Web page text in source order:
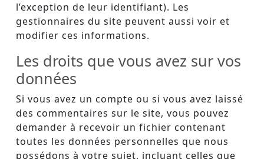
l’exception de leur identifiant). Les
gestionnaires du site peuvent aussi voir et
modifier ces informations.
Les droits que vous avez sur vos
données
Si vous avez un compte ou si vous avez laissé
des commentaires sur le site, vous pouvez
demander à recevoir un fichier contenant
toutes les données personnelles que nous
possédons à votre sujet, incluant celles que